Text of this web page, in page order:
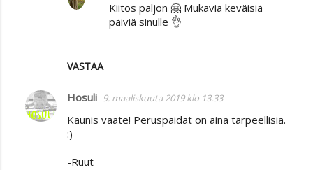
VASTAA
Kiitos paljon 🤗 Mukavia keväisiä
päiviä sinulle 👌
Hosuli 9. maaliskuuta 2019 klo 13.33
Kaunis vaate! Peruspaidat on aina tarpeellisia.
:)
-Ruut